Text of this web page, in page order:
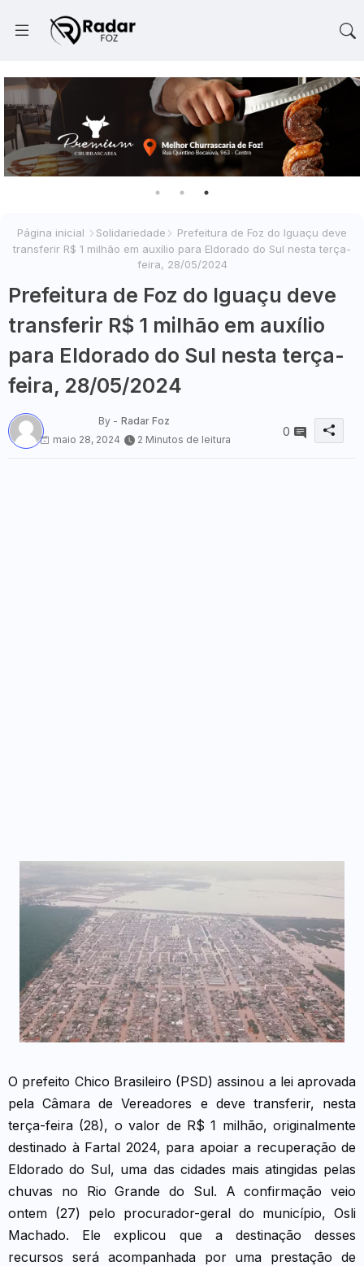
Página inicial Solidariedade
Prefeitura de Foz do Iguaçu deve
transferir R$ 1 milhão em auxílio para Eldorado do Sul nesta terça-
feira, 28/05/2024
Prefeitura de Foz do Iguaçu deve
transferir R$ 1 milhão em auxílio
para Eldorado do Sul nesta terça-
feira, 28/05/2024
By - Radar Foz
maio 28, 2024
2 Minutos de leitura
0
O prefeito Chico Brasileiro (PSD) assinou a lei aprovada
pela Câmara de Vereadores e deve transferir, nesta
terça-feira (28), o valor de R$ 1 milhão, originalmente
destinado à Fartal 2024, para apoiar a recuperação de
Eldorado do Sul, uma das cidades mais atingidas pelas
chuvas no Rio Grande do Sul. A confirmação veio
ontem (27) pelo procurador-geral do município, Osli
Machado. Ele explicou que a destinação desses
recursos será acompanhada por uma prestação de